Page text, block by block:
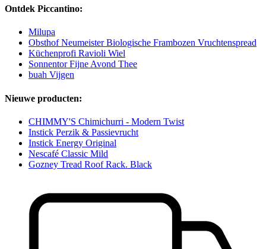
Ontdek Piccantino:
Milupa
Obsthof Neumeister Biologische Frambozen Vruchtenspread
Küchenprofi Ravioli Wiel
Sonnentor Fijne Avond Thee
buah Vijgen
Nieuwe producten:
CHIMMY'S Chimichurri - Modern Twist
Instick Perzik & Passievrucht
Instick Energy Original
Nescafé Classic Mild
Gozney Tread Roof Rack. Black